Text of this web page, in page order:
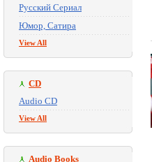
Русский Сериал
Юмор, Сатира
View All
CD
Audio CD
View All
Audio Books